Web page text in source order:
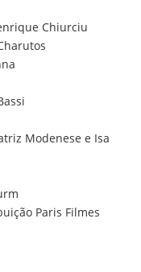
Chiurciu
Modenese e Isa
Paris Filmes